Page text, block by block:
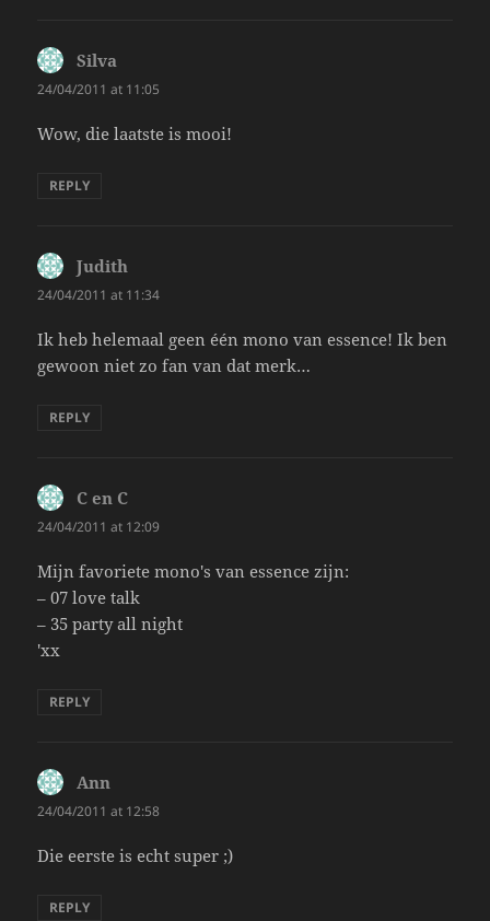
Silva
24/04/2011 at 11:05
Wow, die laatste is mooi!
REPLY
Judith
24/04/2011 at 11:34
Ik heb helemaal geen één mono van essence! Ik ben
gewoon niet zo fan van dat merk…
REPLY
C en C
24/04/2011 at 12:09
Mijn favoriete mono's van essence zijn:
– 07 love talk
– 35 party all night
'xx
REPLY
Ann
24/04/2011 at 12:58
Die eerste is echt super ;)
REPLY